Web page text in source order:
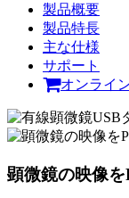
製品概要
製品特長
主な仕様
サポート
オンライ
顕微鏡の映像